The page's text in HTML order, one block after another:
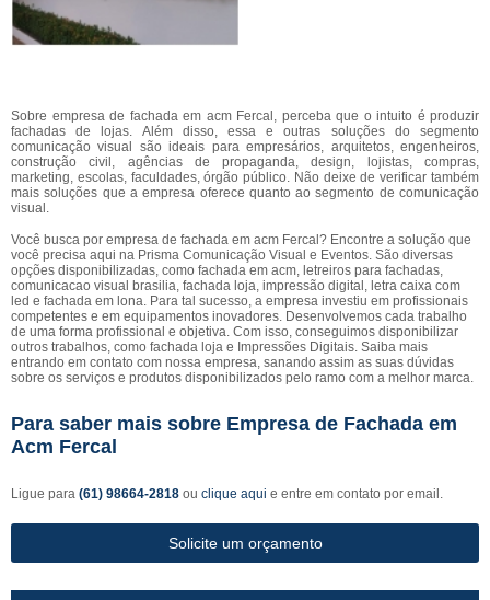
Sobre empresa de fachada em acm Fercal, perceba que o intuito é produzir
fachadas de lojas. Além disso, essa e outras soluções do segmento
comunicação visual são ideais para empresários, arquitetos, engenheiros,
construção civil, agências de propaganda, design, lojistas, compras,
marketing, escolas, faculdades, órgão público. Não deixe de verificar também
mais soluções que a empresa oferece quanto ao segmento de comunicação
visual.
Você busca por empresa de fachada em acm Fercal? Encontre a solução que
você precisa aqui na Prisma Comunicação Visual e Eventos. São diversas
opções disponibilizadas, como fachada em acm, letreiros para fachadas,
comunicacao visual brasilia, fachada loja, impressão digital, letra caixa com
led e fachada em lona. Para tal sucesso, a empresa investiu em profissionais
competentes e em equipamentos inovadores. Desenvolvemos cada trabalho
de uma forma profissional e objetiva. Com isso, conseguimos disponibilizar
outros trabalhos, como fachada loja e Impressões Digitais. Saiba mais
entrando em contato com nossa empresa, sanando assim as suas dúvidas
sobre os serviços e produtos disponibilizados pelo ramo com a melhor marca.
Para saber mais sobre Empresa de Fachada em
Acm Fercal
Ligue para (61) 98664-2818 ou clique aqui e entre em contato por email.
Solicite um orçamento